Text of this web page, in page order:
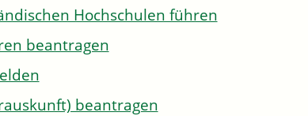
Hochschulen führen
beantragen
beantragen